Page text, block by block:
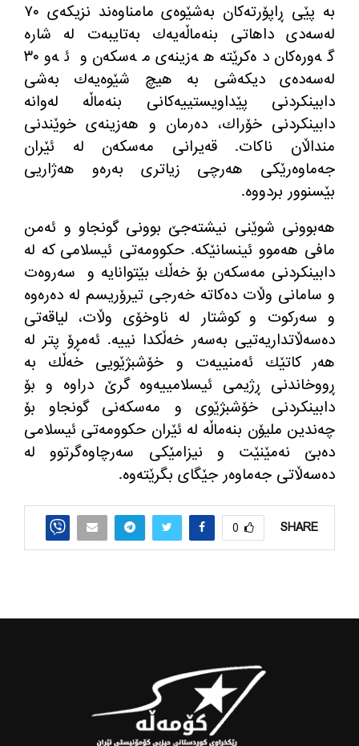
به‌ پێی ڕاپۆرته‌كان به‌شێوه‌ی مامناوه‌ند نزیكه‌ی ٧٠
له‌سه‌دی داهاتی بنه‌ماڵه‌یه‌ك به‌تایبه‌ت له شاره‌
گه‌وره‌كان ده‌كرێته‌ هه‌زینه‌ی مه‌سكه‌ن و ئه‌و ٣٠
له‌سه‌ده‌ی دیكه‌شی به هیچ شێوه‌یه‌ك به‌شی
دابینكردنی پێداویستییه‌كانی بنه‌ماڵه‌ له‌وانه‌
دابینكردنی خۆراك، ده‌رمان و هه‌زینه‌ی خوێندنی
منداڵان ناكات. قه‌یرانی مه‌سكه‌ن له‌ ئێران
جه‌ماوه‌رێكی هه‌رچی زیاتری به‌ره‌و هه‌ژاریی
بێسنوور بردووه‌.
هه‌بوونی شوێنی نیشته‌جێ بوونی گونجاو و ئه‌من
مافی هه‌موو ئینسانێكه‌. حكوومه‌تی ئیسلامی كه‌ له‌
دابینكردنی مه‌سكه‌ن بۆ خه‌ڵك بێتوانایه‌ و
سه‌روه‌ت
و سامانی وڵات ده‌كاته‌ خه‌رجی تیرۆریسم له‌ ده‌ره‌وه‌
و سه‌ركوت و كوشتار له‌ ناوخۆی وڵات، لیاقه‌تی
ده‌سه‌ڵاتداریه‌تیی به‌سه‌ر خه‌ڵكدا نییه‌. ئه‌مڕۆ پتر له‌
هه‌ر كاتێك ئه‌منییه‌ت و خۆشبژێویی خه‌ڵك به‌
ڕووخاندنی ڕژیمی ئیسلامییه‌وه‌ گرێ دراوه‌ و بۆ
دابینكردنی خۆشبژێوی و مه‌سكه‌نی گونجاو بۆ
چه‌ندین ملیۆن بنه‌ماڵه‌ له‌ ئێران حكوومه‌تی ئیسلامی
ده‌بێ نه‌مێنێت و نیزامێكی سه‌رچاوه‌گرتوو له‌
ده‌سه‌ڵاتی جه‌ماوه‌ر جێگای بگرێته‌وه‌.
SHARE
0